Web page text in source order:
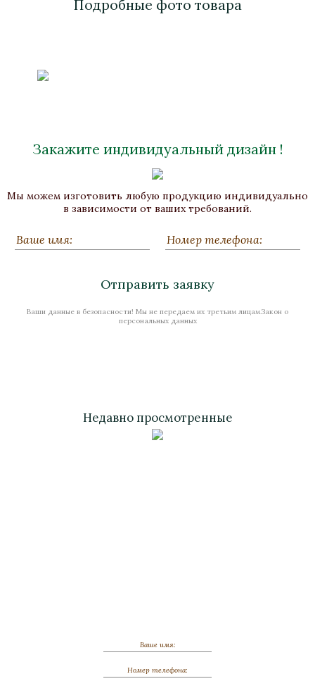
Подробные фото товара
Закажите индивидуальный дизайн !
Мы можем изготовить любую продукцию индивидуально
в зависимости от ваших требований.
Отправить заявку
Ваши данные в безопасности! Мы не передаем их третьим лицам.Закон о
персональных данных
Недавно просмотренные